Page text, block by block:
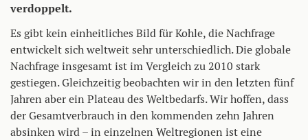
verdoppelt.
Es gibt kein einheitliches Bild für Kohle, die Nachfrage
entwickelt sich weltweit sehr unterschiedlich. Die globale
Nachfrage insgesamt ist im Vergleich zu 2010 stark
gestiegen. Gleichzeitig beobachten wir in den letzten fünf
Jahren aber ein Plateau des Weltbedarfs. Wir hoffen, dass
der Gesamtverbrauch in den kommenden zehn Jahren
absinken wird – in einzelnen Weltregionen ist eine